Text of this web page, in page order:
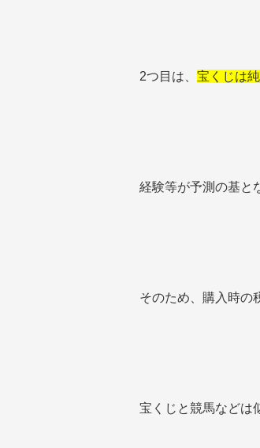
2つ目は、 宝くじは
経験等が予測の基と
そのため、購入時の
宝くじと競馬などは